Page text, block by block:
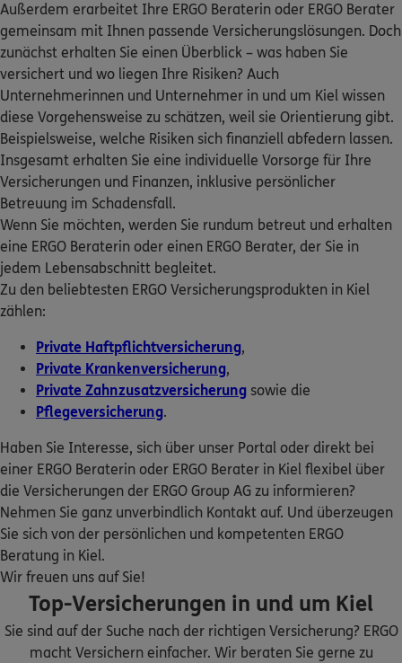
Schaden oder Leistungsfall melden
Bequem online oder telefonisch
Rechnung einreichen
ERGO Berater finden
ERGO
Torsten Ziemann
Knooper Weg 164 ,24105 Kiel
(1.9 km)
Homepage besuchen
ERGO
Frank-Thomas Bieker
Eckernförder Str. 237 ,24119 Kronshagen(2.4 km)
Homepage besuchen
Sascha Deßbesell
Niemannsweg 59
Homepage besuchen
Homepage besuchen
Igor Klobutski
Homepage besuchen
ERGO
Sven Thorben Finke
Segeberger Landstr. 91, 24145 Kiel(4.3 km)
Homepage besuchen
ERGO
Thomas Lütt
Wollbergsredder 20,24113 Molfsee(5.8 km)
Homepage besuchen
Außerdem erarbeitet Ihre ERGO Beraterin oder ERGO Berater
gemeinsam mit Ihnen passende Versicherungslösungen. Doch
zunächst erhalten Sie einen Überblick – was haben Sie
versichert und wo liegen Ihre Risiken? Auch
Unternehmerinnen und Unternehmer in und um Kiel wissen
diese Vorgehensweise zu schätzen, weil sie Orientierung gibt.
Beispielsweise, welche Risiken sich finanziell abfedern lassen.
Insgesamt erhalten Sie eine individuelle Vorsorge für Ihre
Versicherungen und Finanzen, inklusive persönlicher
Betreuung im Schadensfall.
Wenn Sie möchten, werden Sie rundum betreut und erhalten
eine ERGO Beraterin oder einen ERGO Berater, der Sie in
jedem Lebensabschnitt begleitet.
Zu den beliebtesten ERGO Versicherungsprodukten in Kiel
zählen:
Private Haftpflichtversicherung,
Private Krankenversicherung,
Private Zahnzusatzversicherung sowie die
Pflegeversicherung.
Haben Sie Interesse, sich über unser Portal oder direkt bei
einer ERGO Beraterin oder ERGO Berater in Kiel flexibel über
die Versicherungen der ERGO Group AG zu informieren?
Nehmen Sie ganz unverbindlich Kontakt auf. Und überzeugen
Sie sich von der persönlichen und kompetenten ERGO
Beratung in Kiel.
Wir freuen uns auf Sie!
Top-Versicherungen in und um Kiel
Sie sind auf der Suche nach der richtigen Versicherung? ERGO
macht Versichern einfacher. Wir beraten Sie gerne zu